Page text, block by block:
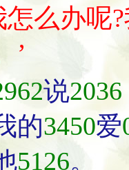
怎么办呢
’
说2036
的3450爱
5126。